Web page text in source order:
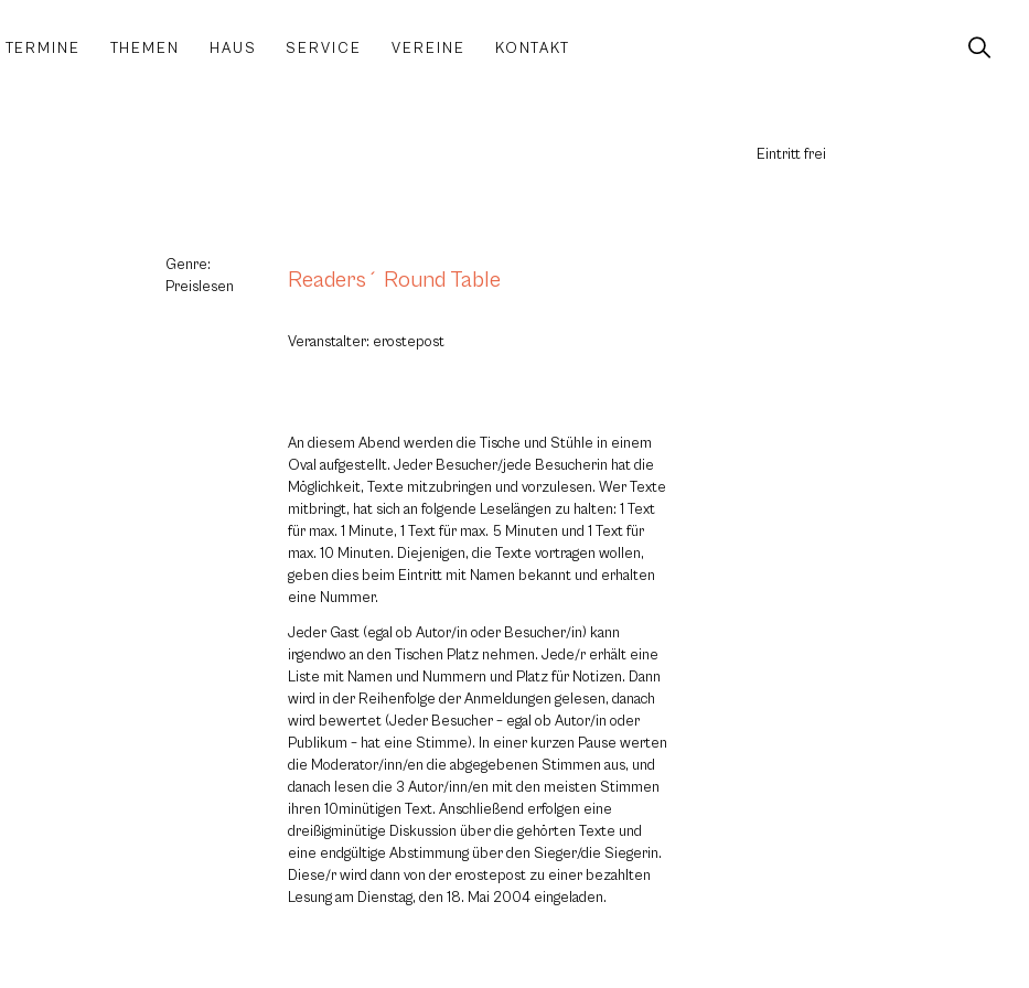
TERMINE THEMEN HAUS SERVICE VEREINE KONTAKT
Eintritt frei
Genre:
Preislesen
Readers´ Round Table
Veranstalter: erostepost
An diesem Abend werden die Tische und Stühle in einem
Oval aufgestellt. Jeder Besucher/jede Besucherin hat die
Möglichkeit, Texte mitzubringen und vorzulesen. Wer Texte
mitbringt, hat sich an folgende Leselängen zu halten: 1 Text
für max. 1 Minute, 1 Text für max. 5 Minuten und 1 Text für
max. 10 Minuten. Diejenigen, die Texte vortragen wollen,
geben dies beim Eintritt mit Namen bekannt und erhalten
eine Nummer.
Jeder Gast (egal ob Autor/in oder Besucher/in) kann
irgendwo an den Tischen Platz nehmen. Jede/r erhält eine
Liste mit Namen und Nummern und Platz für Notizen. Dann
wird in der Reihenfolge der Anmeldungen gelesen, danach
wird bewertet (Jeder Besucher – egal ob Autor/in oder
Publikum – hat eine Stimme). In einer kurzen Pause werten
die Moderator/inn/en die abgegebenen Stimmen aus, und
danach lesen die 3 Autor/inn/en mit den meisten Stimmen
ihren 10minütigen Text. Anschließend erfolgen eine
dreißigminütige Diskussion über die gehörten Texte und
eine endgültige Abstimmung über den Sieger/die Siegerin.
Diese/r wird dann von der erostepost zu einer bezahlten
Lesung am Dienstag, den 18. Mai 2004 eingeladen.